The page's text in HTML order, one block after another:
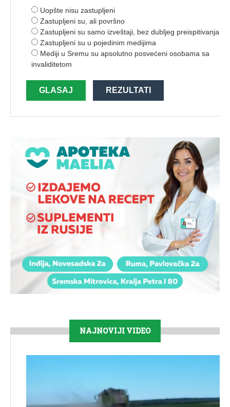
Uopšte nisu zastupljeni
Zastupljeni su, ali površno
Zastupljeni su samo izveštaji, bez dubljeg preispitivanja
Zastupljeni su u pojedinim medijima
Mediji u Sremu su apsolutno posvećeni osobama sa
invaliditetom
GLASAJ REZULTATI
NAJNOVIJI VIDEO